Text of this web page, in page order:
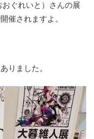
ぐれいと）さんの展
催されますよ。
りました。